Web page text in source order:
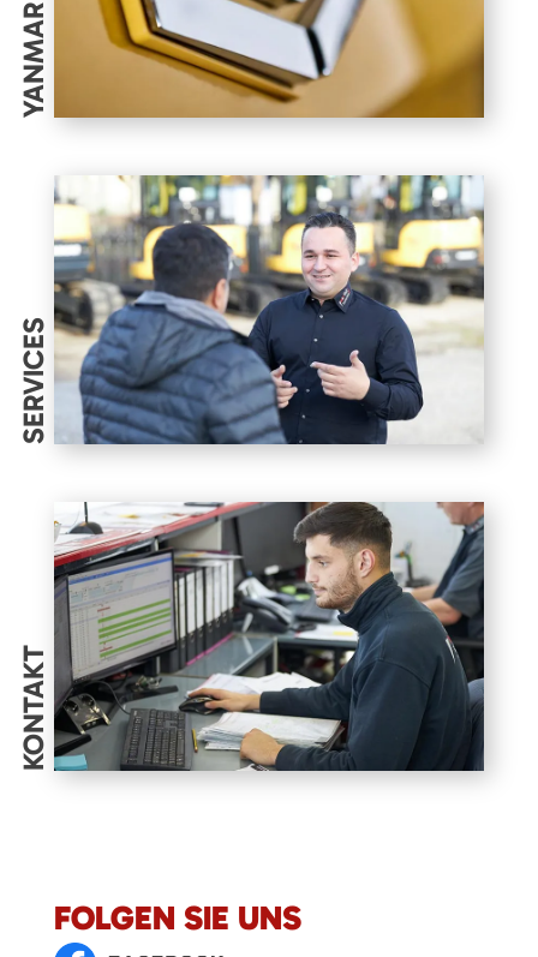
YANMAR
SERVICES
KONTAKT
FOLGEN SIE UNS